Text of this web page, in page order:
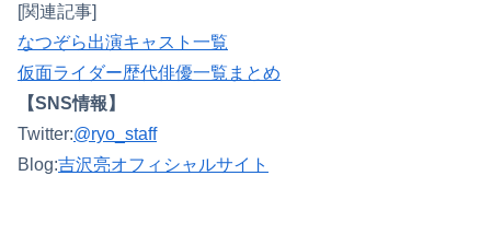
[関連記事]
なつぞら出演キャスト一覧
仮面ライダー歴代俳優一覧まとめ
【SNS情報】
Twitter:@ryo_staff
Blog:吉沢亮オフィシャルサイト